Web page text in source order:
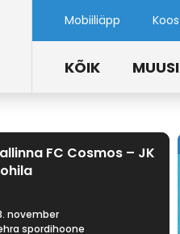
Mobiiliäpp
KÕIK
FC Cosmos – JK
november
spordihoone